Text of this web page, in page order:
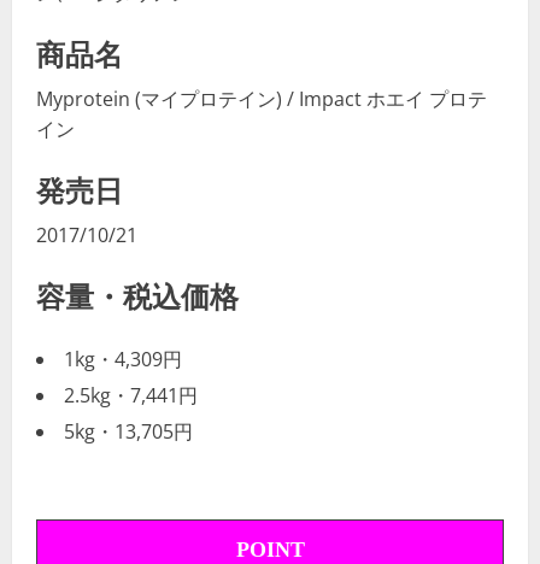
商品名
Myprotein (マイプロテイン) / Impact ホエイ プロテ
イン
発売日
2017/10/21
容量・税込価格
1kg・4,309円
2.5kg・7,441円
5kg・13,705円
POINT